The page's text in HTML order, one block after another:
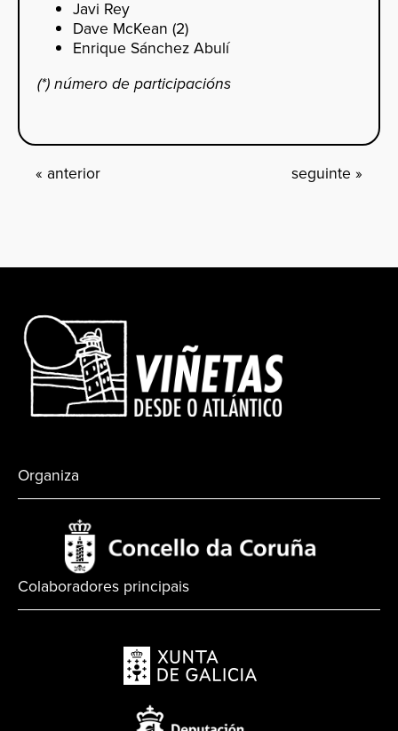
Javi Rey
Dave McKean (2)
Enrique Sánchez Abulí
(*) número de participacións
« anterior seguinte »
Organiza
Colaboradores principais